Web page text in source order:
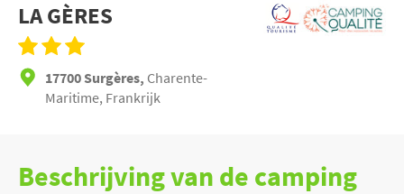
LA GÈRES
17700 Surgères, Charente-
Maritime, Frankrijk
Beschrijving van de camping